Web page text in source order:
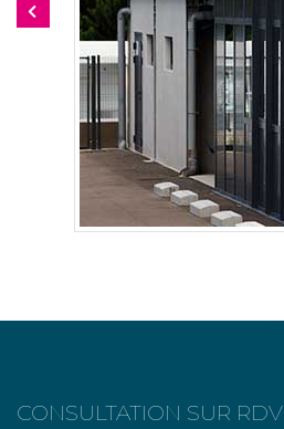
CONSULTATION SUR RDV